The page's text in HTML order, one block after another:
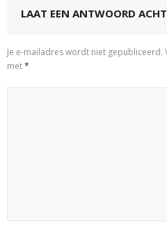
LAAT EEN ANTWOORD
Je e-mailadres wordt niet gepubliceerd.
met*